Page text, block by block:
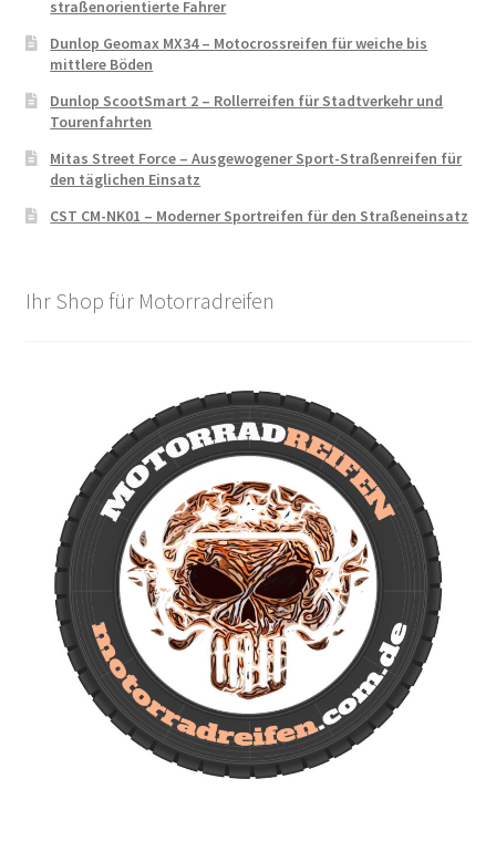
straßenorientierte Fahrer
Dunlop Geomax MX34 – Motocrossreifen für weiche bis
mittlere Böden
Dunlop ScootSmart 2 – Rollerreifen für Stadtverkehr und
Tourenfahrten
Mitas Street Force – Ausgewogener Sport-Straßenreifen für
den täglichen Einsatz
CST CM-NK01 – Moderner Sportreifen für den Straßeneinsatz
Ihr Shop für Motorradreifen